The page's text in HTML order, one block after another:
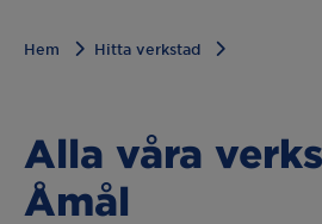
Hem Hitta verkstad
Alla våra
Åmål